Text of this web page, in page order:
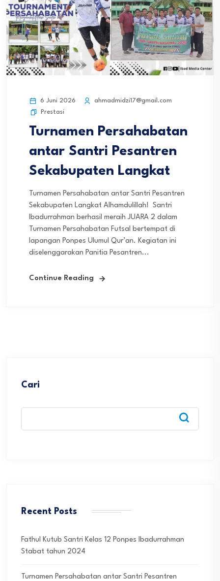
6 Juni 2026
ahmadmidzi17@gmail.com
Prestasi
Turnamen Persahabatan
antar Santri Pesantren
Sekabupaten Langkat
Turnamen Persahabatan antar Santri Pesantren
Sekabupaten Langkat Alhamdulillah! Santri
Ibadurrahman berhasil meraih JUARA 2 dalam
Turnamen Persahabatan Futsal bertempat di
lapangan Ponpes Ulumul Qur’an. Kegiatan ini
diselenggarakan Panitia Pesantren...
Continue Reading
Cari
Recent Posts
Fathul Kutub Santri Kelas 12 Ponpes Ibadurrahman
Stabat tahun 2024
Turnamen Persahabatan antar Santri Pesantren